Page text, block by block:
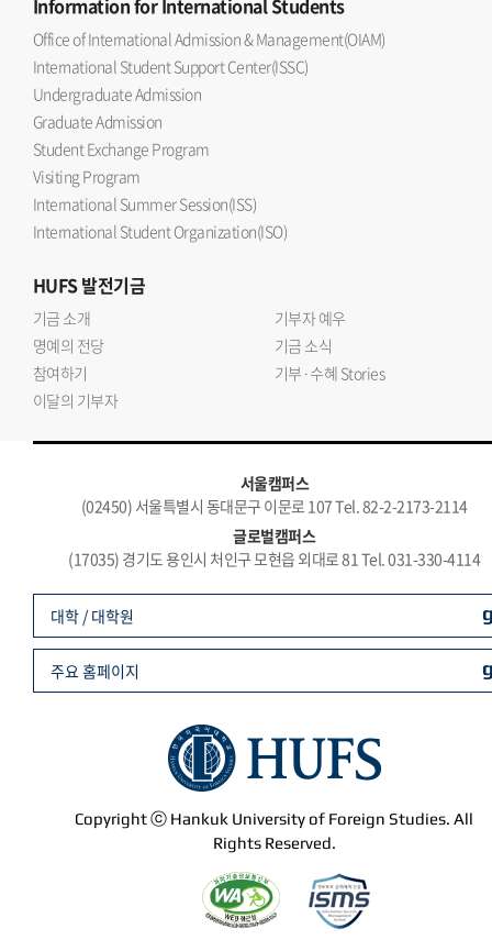
Informationfor International Students
Office of International Admission & Management(OIAM)
International Student Support Center(ISSC)
Undergraduate Admission
Graduate Admission
Student Exchange Program
Visiting Program
International Summer Session(ISS)
International Student Organization(ISO)
HUFS발전기금
기금 소개
기부자 예우
명예의 전당
기금 소식
참여하기
기부·수혜 Stories
이달의 기부자
서울캠퍼스
(02450) 서울특별시 동대문구 이문로 107 Tel. 82-2-2173-2114
글로벌캠퍼스
(17035) 경기도 용인시 처인구 모현읍 외대로 81 Tel. 031-330-4114
Copyright ⓒ Hankuk University of Foreign Studies. All
Rights Reserved.
대학 / 대학원
주요 홈페이지